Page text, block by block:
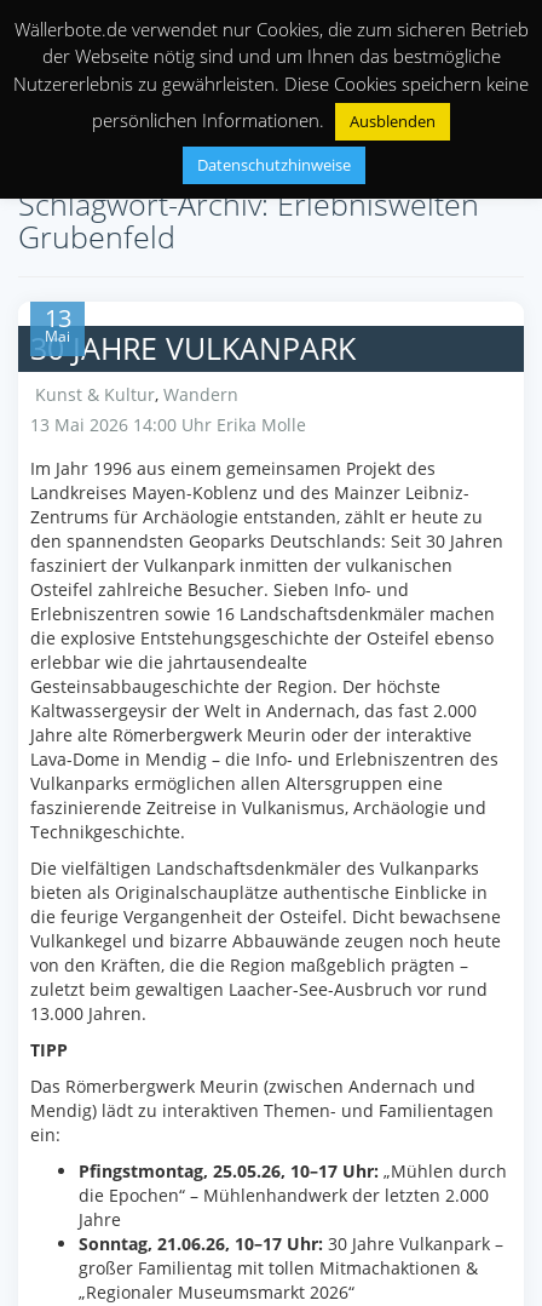
Schlagwort-Archiv: Erlebniswelten
Grubenfeld
13
Mai
30 JAHRE VULKANPARK
Kunst & Kultur, Wandern
13 Mai 2026 14:00 Uhr Erika Molle
Im Jahr 1996 aus einem gemeinsamen Projekt des
Landkreises Mayen-Koblenz und des Mainzer Leibniz-
Zentrums für Archäologie entstanden, zählt er heute zu
den spannendsten Geoparks Deutschlands: Seit 30 Jahren
fasziniert der Vulkanpark inmitten der vulkanischen
Osteifel zahlreiche Besucher. Sieben Info- und
Erlebniszentren sowie 16 Landschaftsdenkmäler machen
die explosive Entstehungsgeschichte der Osteifel ebenso
erlebbar wie die jahrtausendealte
Gesteinsabbaugeschichte der Region. Der höchste
Kaltwassergeysir der Welt in Andernach, das fast 2.000
Jahre alte Römerbergwerk Meurin oder der interaktive
Lava-Dome in Mendig – die Info- und Erlebniszentren des
Vulkanparks ermöglichen allen Altersgruppen eine
faszinierende Zeitreise in Vulkanismus, Archäologie und
Technikgeschichte.
Die vielfältigen Landschaftsdenkmäler des Vulkanparks
bieten als Originalschauplätze authentische Einblicke in
die feurige Vergangenheit der Osteifel. Dicht bewachsene
Vulkankegel und bizarre Abbauwände zeugen noch heute
von den Kräften, die die Region maßgeblich prägten –
zuletzt beim gewaltigen Laacher-See-Ausbruch vor rund
13.000 Jahren.
TIPP
Das Römerbergwerk Meurin (zwischen Andernach und
Mendig) lädt zu interaktiven Themen- und Familientagen
ein:
Pfingstmontag, 25.05.26, 10–17 Uhr: „Mühlen durch
die Epochen“ – Mühlenhandwerk der letzten 2.000
Jahre
Sonntag, 21.06.26, 10–17 Uhr: 30 Jahre Vulkanpark –
großer Familientag mit tollen Mitmachaktionen &
„Regionaler Museumsmarkt 2026“
Wällerbote.de verwendet nur Cookies, die zum sicheren Betrieb
der Webseite nötig sind und um Ihnen das bestmögliche
Nutzererlebnis zu gewährleisten. Diese Cookies speichern keine
persönlichen Informationen.
Ausblenden
Datenschutzhinweise